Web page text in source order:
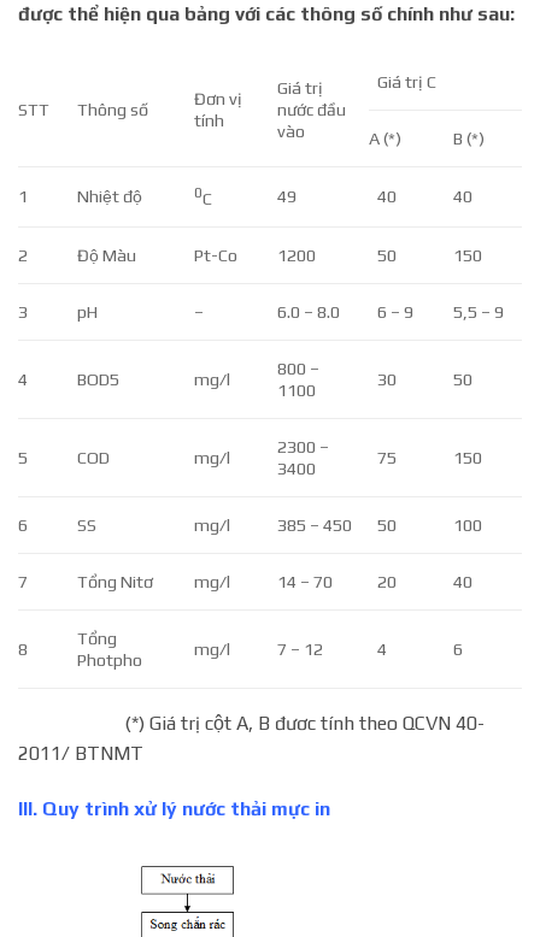
được thể hiện qua bảng với các thông số chính như sau:
STT Thông số
Đơn vị
tính
Giá trị
nước đầu
vào
Giá trị C
A (*) B (*)
1 Nhiệt độ 0C 49 40 40
2 Độ Màu Pt-Co 1200 50 150
3 pH – 6.0 – 8.0 6 – 9 5,5 – 9
4 BOD5 mg/l
800 –
1100
30 50
5 COD mg/l
2300 –
3400
75 150
6 SS mg/l 385 – 450 50 100
7 Tổng Nitơ mg/l 14 – 70 20 40
8
Tổng
Photpho
mg/l 7 – 12 4 6
(*) Giá trị cột A, B đươc tính theo QCVN 40-
2011/ BTNMT
III. Quy trình xử lý nước thải mực in